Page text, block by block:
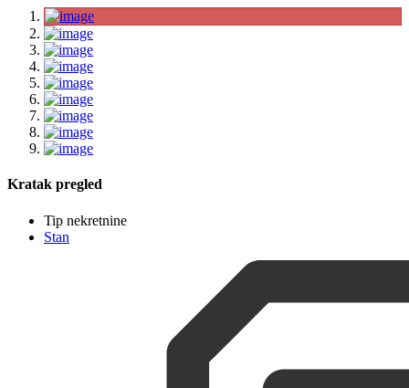
Kratak pregled
Tip nekretnine
Stan